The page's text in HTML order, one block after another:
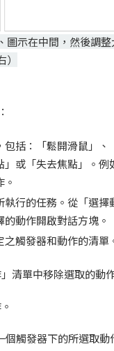
示在中間，然後調
）
括：「鬆開滑鼠」、
」或「失去焦點」。
行的任務。從「選擇
動作開啟對話方塊。
觸發器和動作的清單
清單中移除選取的動
觸發器下的所選取動